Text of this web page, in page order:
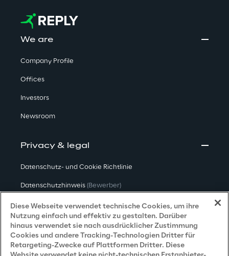
We are
Company Profile
Offices
Investors
Newsroom
Privacy & legal
Datenschutz- und Cookie Richtlinie
Datenschutzhinweis (Bewerber)
Datenschutzhinweis(Kunden)
Datenschutzhinweis (Dienstleister)
Datenschutzhinweis (Marketing)
Diese Webseite verwendet technische Cookies, um ihre
Nutzung einfach und effektiv zu gestalten. Darüber
hinaus verwendet sie nach ausdrücklicher Zustimmung
Cookies und andere Tracking-Technologien Dritter für
Retargeting-Zwecke auf Plattformen Dritter. Diese